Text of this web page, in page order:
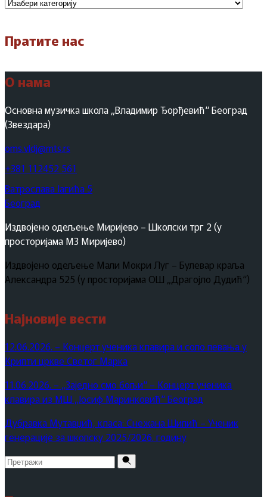
Пратите нас
О нама
Основна музичка школа „Владимир Ђорђевић“ Београд
(Звездара)
oms.vldj@mts.rs
+381 112452 561
Ватрослава Јагића 5
Београд
Издвојено одељење Миријево – Школски трг 2 (у
просторијама МЗ Миријево)
Издвојено одељење Мали Мокри Луг – Булевар краља
Александра 525 (у просторијама ОШ „Драгојло Дудић“)
Најновије вести
12.06.2026. – Концерт ученика клавира и соло певања у
Крипти цркве Светог Марка
11.06.2026. – „Заједно смо бољи“ – Концерт ученика
клавира из МШ „Јосиф Маринковић“ Београд
Дубравка Мутавџић, класа: Снежана Шипић – Ученик
генерације за школску 2025/2026. годину
Pretraži